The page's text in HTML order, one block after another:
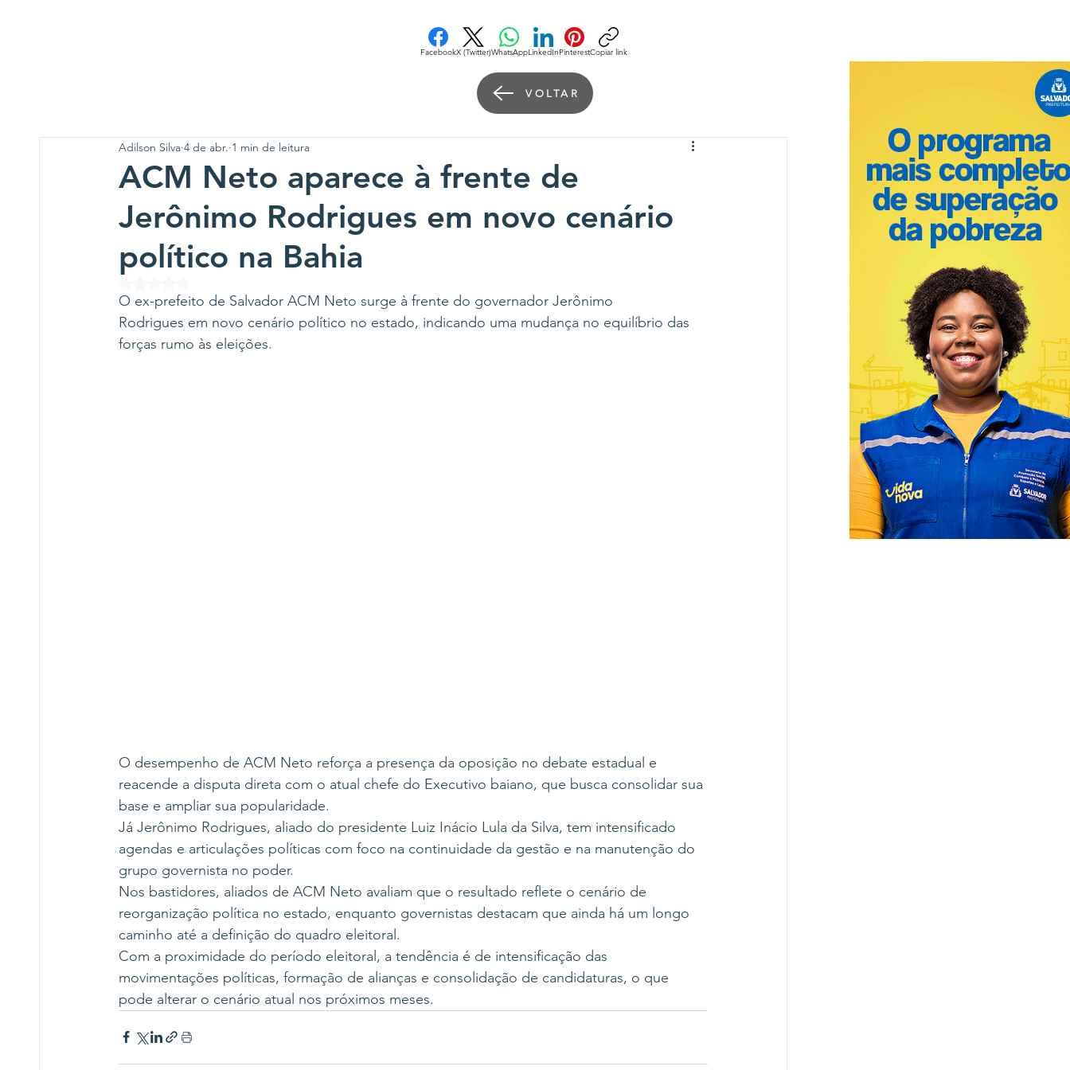
FacebookX (Twitter)WhatsAppLinkedInPinterestCopiar link
ACM Neto aparece à frente de
Jerônimo Rodrigues em novo cenário
político na Bahia
Adilson Silva 4 de abr. 1 min de leitura
O ex-prefeito de Salvador ACM Neto surge à frente do governador Jerônimo
Rodrigues em novo cenário político no estado, indicando uma mudança no equilíbrio das
forças rumo às eleições.
O desempenho de ACM Neto reforça a presença da oposição no debate estadual e
reacende a disputa direta com o atual chefe do Executivo baiano, que busca consolidar sua
base e ampliar sua popularidade.
Já Jerônimo Rodrigues, aliado do presidente Luiz Inácio Lula da Silva, tem intensificado
agendas e articulações políticas com foco na continuidade da gestão e na manutenção do
grupo governista no poder.
Nos bastidores, aliados de ACM Neto avaliam que o resultado reflete o cenário de
reorganização política no estado, enquanto governistas destacam que ainda há um longo
caminho até a definição do quadro eleitoral.
Com a proximidade do período eleitoral, a tendência é de intensificação das
movimentações políticas, formação de alianças e consolidação de candidaturas, o que
pode alterar o cenário atual nos próximos meses.
VOLTAR